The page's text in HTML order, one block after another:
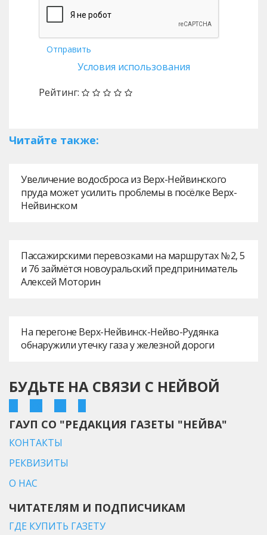
Отправить
Условия использования
Рейтинг:
Читайте также:
Увеличение водосброса из Верх-Нейвинского
пруда может усилить проблемы в посёлке Верх-
Нейвинском
Пассажирскими перевозками на маршрутах № 2, 5
и 76 займётся новоуральский предприниматель
Алексей Моторин
На перегоне Верх-Нейвинск-Нейво-Рудянка
обнаружили утечку газа у железной дороги
БУДЬТЕ НА СВЯЗИ С НЕЙВОЙ
ГАУП СО "РЕДАКЦИЯ ГАЗЕТЫ "НЕЙВА"
КОНТАКТЫ
РЕКВИЗИТЫ
О НАС
ЧИТАТЕЛЯМ И ПОДПИСЧИКАМ
ГДЕ КУПИТЬ ГАЗЕТУ